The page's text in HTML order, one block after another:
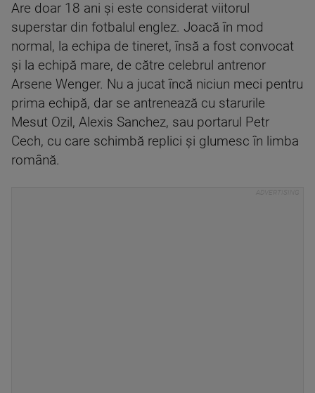
Are doar 18 ani şi este considerat viitorul
superstar din fotbalul englez. Joacă în mod
normal, la echipa de tineret, însă a fost convocat
şi la echipă mare, de către celebrul antrenor
Arsene Wenger. Nu a jucat încă niciun meci pentru
prima echipă, dar se antrenează cu starurile
Mesut Ozil, Alexis Sanchez, sau portarul Petr
Cech, cu care schimbă replici şi glumesc în limba
română.